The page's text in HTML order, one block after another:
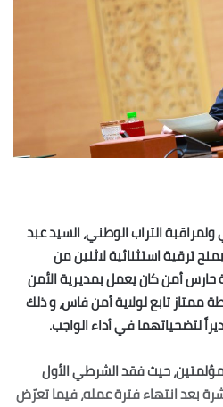
ولمراقبة التراب الوطني، السيد عبد
ترقية استثنائية لاثنين من
أمن كان يعمل بمديرية الأمن
تابع لولاية أمن فاس، و ذلك
لتضحياتهما في أداء الواجب.
حيث فقد الشرطي الأول
بعد انتهاء فترة عمله، فيما تعرّض